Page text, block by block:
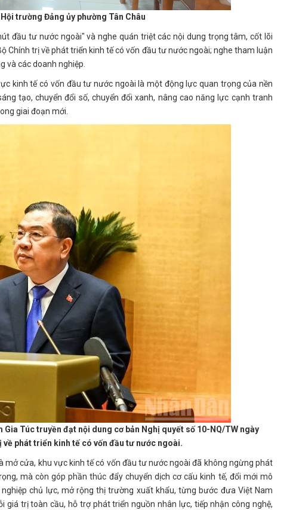
trường Đảng ủy phường Tân Châu
đầu tư nước ngoài" và nghe quán triệt các nội dung trọng tâm, cốt lõi
Chính trị về phát triển kinh tế có vốn đầu tư nước ngoài; nghe tham luận
và các doanh nghiệp.
kinh tế có vốn đầu tư nước ngoài là một động lực quan trọng của nền
tạo, chuyển đổi số, chuyển đổi xanh, nâng cao năng lực cạnh tranh
giai đoạn mới.
Túc truyền đạt nội dung cơ bản Nghị quyết số 10-NQ/TW ngày
về phát triển kinh tế có vốn đầu tư nước ngoài.
mở cửa, khu vực kinh tế có vốn đầu tư nước ngoài đã không ngừng phát
mà còn góp phần thúc đẩy chuyển dịch cơ cấu kinh tế, đổi mới mô
chủ lực, mở rộng thị trường xuất khẩu, từng bước đưa Việt Nam
trị toàn cầu, hỗ trợ phát triển nguồn nhân lực, tiếp nhận công nghệ,